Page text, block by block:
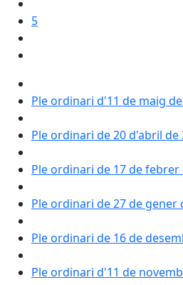
5
Ple ordinari d'11 de maig
Ple ordinari de 20 d'abril de
Ple ordinari de 17 de febrer
Ple ordinari de 27 de gener
Ple ordinari de 16 de
Ple ordinari d'11 de